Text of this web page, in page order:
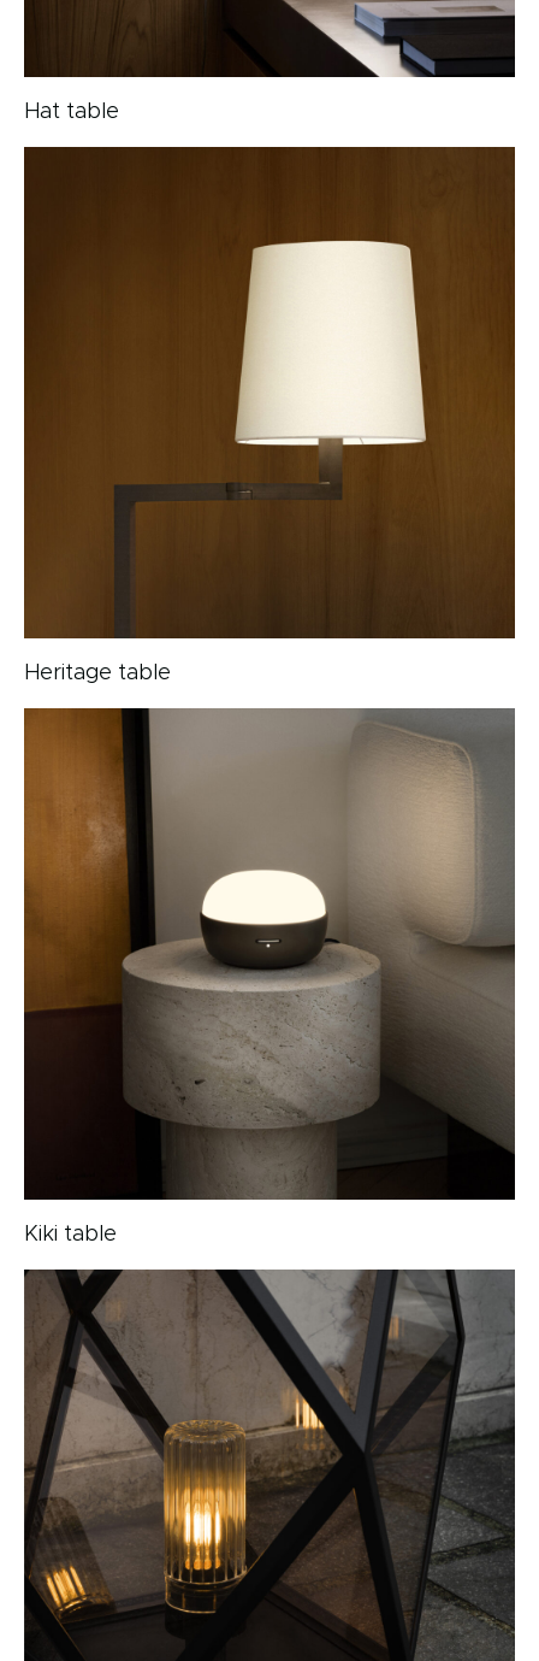
Hat table
Heritage table
Kiki table